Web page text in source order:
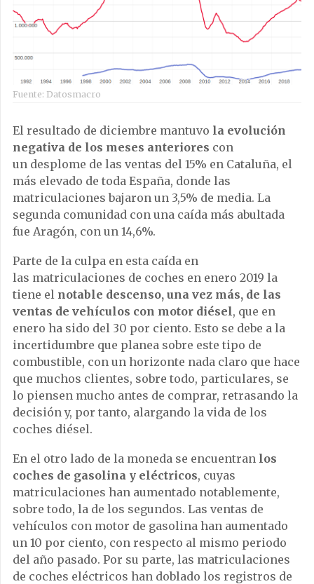
Fuente: Datosmacro
El resultado de diciembre mantuvo la evolución
negativa de los meses anteriores con
un desplome de las ventas del 15% en Cataluña, el
más elevado de toda España, donde las
matriculaciones bajaron un 3,5% de media. La
segunda comunidad con una caída más abultada
fue Aragón, con un 14,6%.
Parte de la culpa en esta caída en
las matriculaciones de coches en enero 2019 la
tiene el notable descenso, una vez más, de las
ventas de vehículos con motor diésel, que en
enero ha sido del 30 por ciento. Esto se debe a la
incertidumbre que planea sobre este tipo de
combustible, con un horizonte nada claro que hace
que muchos clientes, sobre todo, particulares, se
lo piensen mucho antes de comprar, retrasando la
decisión y, por tanto, alargando la vida de los
coches diésel.
En el otro lado de la moneda se encuentran los
coches de gasolina y eléctricos, cuyas
matriculaciones han aumentado notablemente,
sobre todo, la de los segundos. Las ventas de
vehículos con motor de gasolina han aumentado
un 10 por ciento, con respecto al mismo periodo
del año pasado. Por su parte, las matriculaciones
de coches eléctricos han doblado los registros de